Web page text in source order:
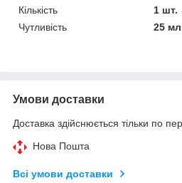
Кількість
1 шт.
Чутливість
25 мл
Умови доставки
Доставка здійснюється тільки по
Нова Пошта
Всі умови доставки